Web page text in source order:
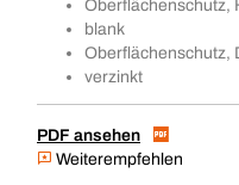
Oberflächenschutz,
blank
Oberflächenschutz,
verzinkt
PDF ansehen
Weiterempfehlen